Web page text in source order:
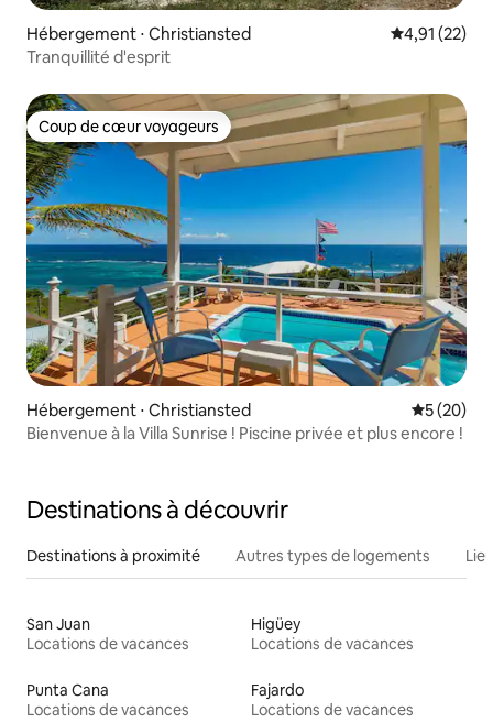
Hébergement ⋅ Christiansted Évaluation
4,91 (22)
Tranquillité d'esprit
Coup de cœur voyageurs
Coup de cœur voyageurs
Hébergement ⋅ Christiansted
5 (20)
Bienvenue à la Villa Sunrise ! Piscine privée et plus encore !
Destinations à découvrir
Destinations à proximité Autres types de logements
San Juan
Locations de vacances
Higüey
Locations de vacances
Punta Cana
Locations de vacances
Fajardo
Locations de vacances